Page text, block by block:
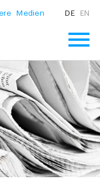
Medien DE EN